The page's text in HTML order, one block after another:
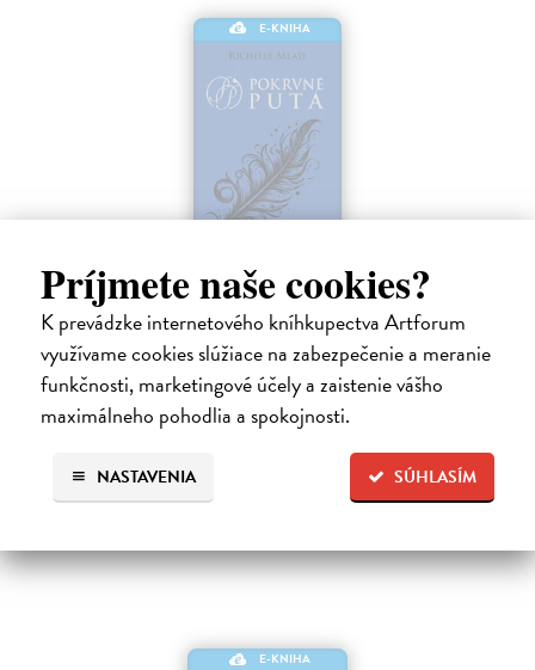
Príjmete naše cookies?
K prevádzke internetového kníhkupectva Artforum
využívame cookies slúžiace na zabezpečenie a meranie
funkčnosti, marketingové účely a zaistenie vášho
maximálneho pohodlia a spokojnosti.
SÚHLASÍM
NASTAVENIA
E-KNIHA
Strieborné tiene
Mead Richelle | Elektronická kniha
Piaty diel série Pokrvné putá, v ktorej upíri a alchymisti bojujú o lásku
aj šancu na prežitie. Sydney riskovala všetko, keď nasledovala inštinkt
a vykročila na veľmi tenký ľad, aby ukryla svoje city pred…
Na stiahnutie akoEPUB,MOBIaPDF
12,59 €
E-KNIHA